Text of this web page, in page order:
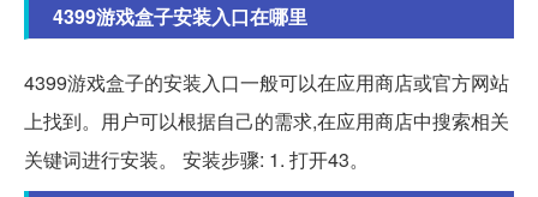
4399游戏盒子安装入口在哪里
4399游戏盒子的安装入口一般可以在应用商店或官方网站
上找到。用户可以根据自己的需求,在应用商店中搜索相关
关键词进行安装。 安装步骤: 1. 打开43。